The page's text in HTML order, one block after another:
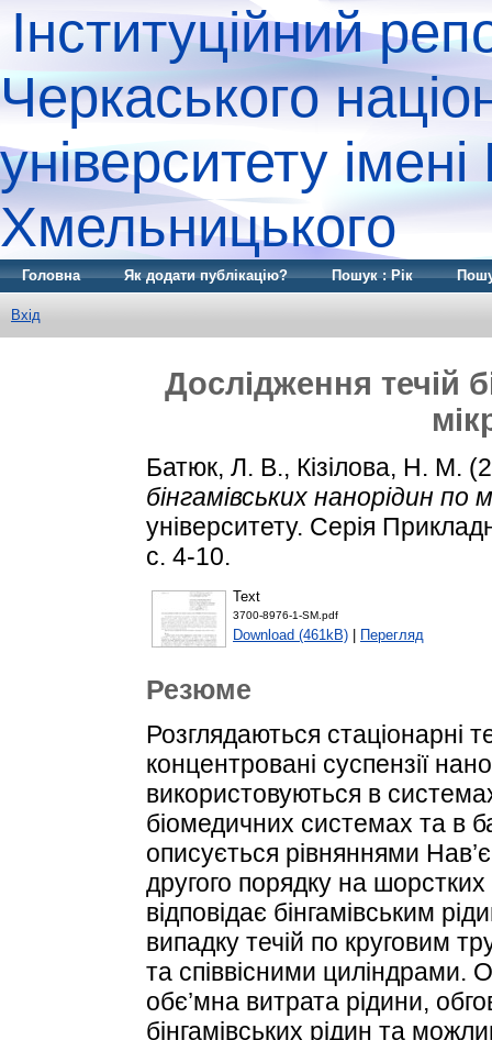
Інституційний
Черкаського
університету
Хмельницького
Головна Як додати публікацію? Пошук : Рік
Вхід
Дослідження течій
Батюк, Л. В., Кізілова, Н. М.
бінгамівських нанорідин по
університету. Серія
с. 4-10.
Text
3700-8976-1-SM.pdf
Download (461kB) Перегляд
Резюме
Розглядаються стаціонарні
концентровані суспензії
використовуються в
біомедичних системах та в
описується рівняннями
другого порядку на шорстких
відповідає бінгамівським
випадку течій по круговим
та співвісними циліндрами.
обє’мна витрата рідини,
бінгамівських рідин та